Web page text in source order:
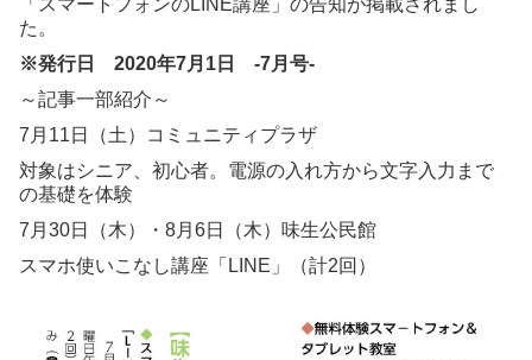
た。
※発行日 2020年7月1 日 -7月号-
～記事一部紹介～
7月11日（土）コミュニティプラザ
対象はシニア、初心者。電源の入れ方から文字入力まで
の基礎を体験
7月30日（木）・8月6日（木）味生公民館
スマホ使いこなし講座「LINE」（計2回）